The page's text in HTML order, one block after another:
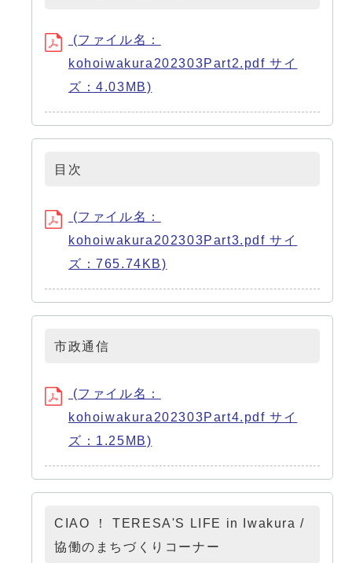
(ファイル名：
kohoiwakura202303Part2.pdf サイ
ズ：4.03MB)
目次
(ファイル名：
kohoiwakura202303Part3.pdf サイ
ズ：765.74KB)
市政通信
(ファイル名：
kohoiwakura202303Part4.pdf サイ
ズ：1.25MB)
CIAO ！ TERESA'S LIFE in Iwakura /
協働のまちづくりコーナー